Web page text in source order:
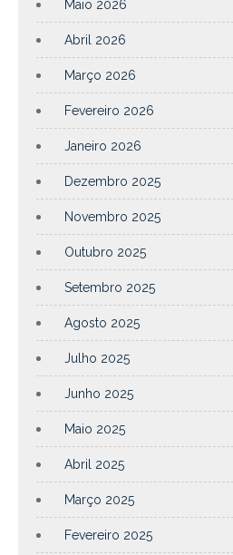
Maio 2026
Abril 2026
Março 2026
Fevereiro 2026
Janeiro 2026
Dezembro 2025
Novembro 2025
Outubro 2025
Setembro 2025
Agosto 2025
Julho 2025
Junho 2025
Maio 2025
Abril 2025
Março 2025
Fevereiro 2025